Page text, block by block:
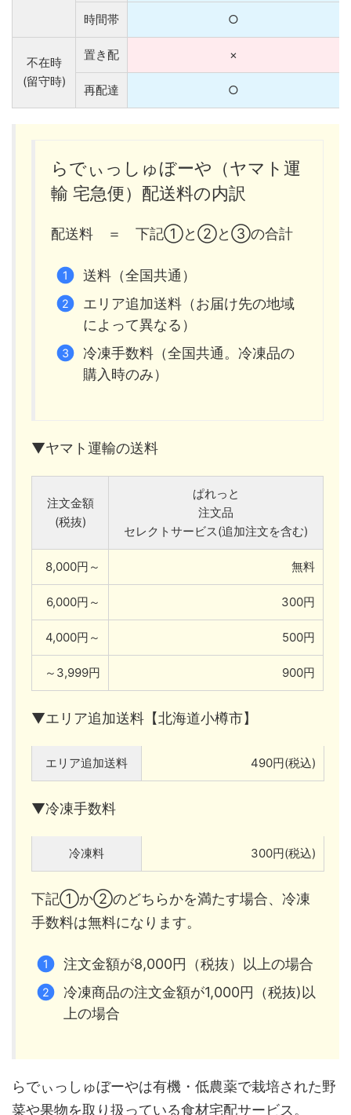
時間帯 ○
不在時
(留守時)
置き配 ×
再配達 ○
らでぃっしゅぼーや（ヤマト運
輸 宅急便）配送料の内訳
配送料 ＝ 下記①と②と③の合計
送料（全国共通）
エリア追加送料（お届け先の地域
によって異なる）
冷凍手数料（全国共通。冷凍品の
購入時のみ）
▼ヤマト運輸の送料
注文金額
(税抜)
ぱれっと
注文品
セレクトサービス(追加注文を含む)
8,000円～ 無料
6,000円～ 300円
4,000円～ 500円
～3,999円 900円
▼エリア追加送料【北海道小樽市】
エリア追加送料 490円(税込)
▼冷凍手数料
冷凍料 300円(税込)
下記①か②のどちらかを満たす場合、冷凍
手数料は無料になります。
注文金額が8,000円（税抜）以上の場合
冷凍商品の注文金額が1,000円（税抜)以
上の場合
らでぃっしゅぼーやは有機・低農薬で栽培された野
菜や果物を取り扱っている食材宅配サービス。